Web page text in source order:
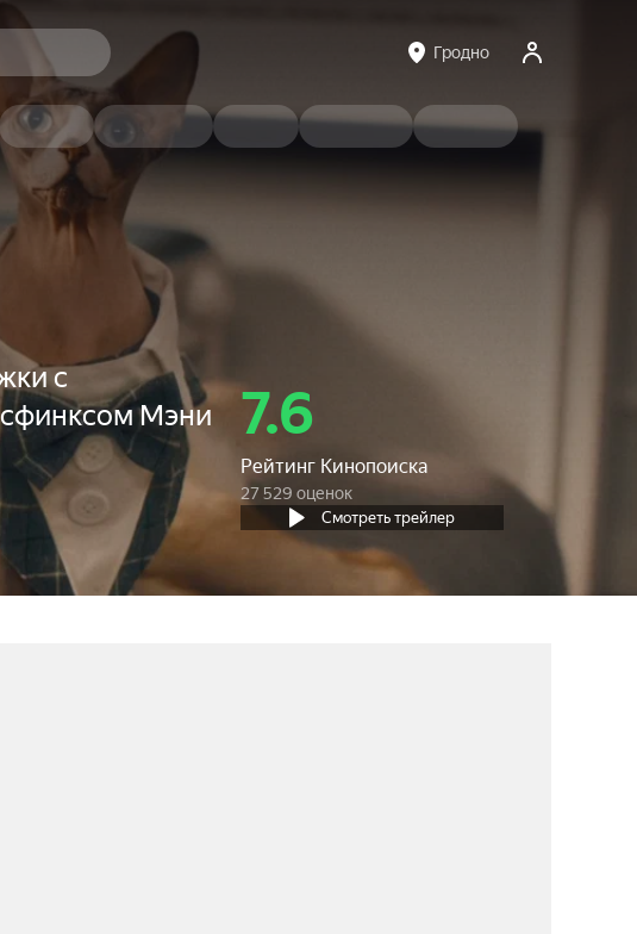
Гродно
с
Мэни
7.6
Рейтинг Кинопоиска
27 529 оценок
Смотреть трейлер